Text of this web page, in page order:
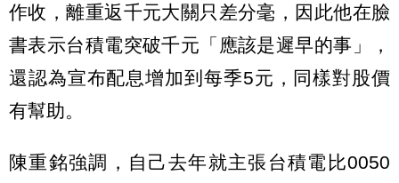
作收，離重返千元大關只差分毫，因此他在臉
書表示台積電突破千元「應該是遲早的事」，
還認為宣布配息增加到每季5元，同樣對股價
有幫助。
陳重銘強調，自己去年就主張台積電比0050